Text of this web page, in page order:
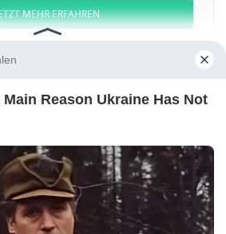
MEHR ERFAHREN
50 Dow Jones NASDAQ 100
Nikkei 225
Weitere Aktien:
Kaarya Facilities & Services
ESEN eSports AB
Merchants Bancorp
Victory Bancorp
-Werbung-
Barrierefreiheit
Disclaimer-AGB Privatsphäre-Einstellungen
Reason Ukraine Has Not